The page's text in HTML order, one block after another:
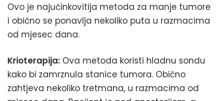
Ovo je najučinkovitija metoda za manje tumore
i obično se ponavlja nekoliko puta u razmacima
od mjesec dana.
Krioterapija: Ova metoda koristi hladnu sondu
kako bi zamrznula stanice tumora. Obično
zahtjeva nekoliko tretmana, u razmacima od